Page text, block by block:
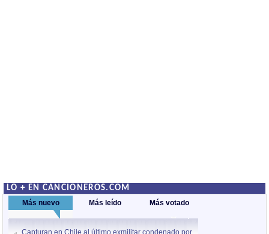
LO + EN CANCIONEROS.COM
Más nuevo Más leído Más votado
Capturan en Chile al último exmilitar condenado por